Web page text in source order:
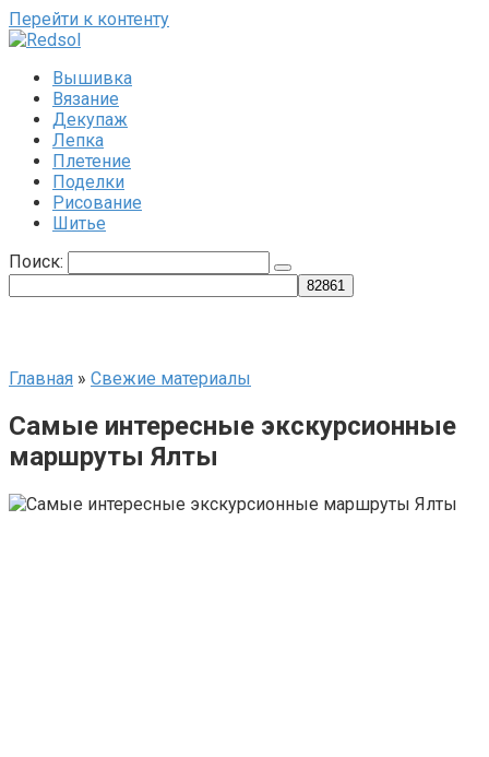
Перейти к контенту
Вышивка
Вязание
Декупаж
Лепка
Плетение
Поделки
Рисование
Шитье
Поиск:
Главная » Свежие материалы
Самые интересные экскурсионные
маршруты Ялты